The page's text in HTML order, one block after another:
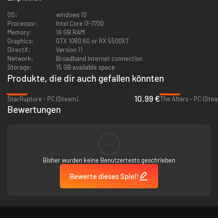
Gegenstände zu erschaffen, die Ihr Überleben fördern und tiefere
Überleben ist entscheidend im Spiel. Jagen Sie nach Nahrung,
bekämpfen Sie unterirdische Kreaturen und testen Sie Ihre Strategien,
OS:
windows 10
Processor:
Intel Core i7-7700
Memory:
16 GB RAM
Graphics:
GTX 1060 6G or RX 5500XT
DirectX:
Version 11
Network:
Broadband Internet connection
Storage:
15 GB available space
Produkte, die dir auch gefallen könnten
StarRupture - PC (Steam)
10.99 €The Alters - PC
Bewertungen
Bisher wurden keine Benutzertests geschrieben
Bewerte dieses Spiel!